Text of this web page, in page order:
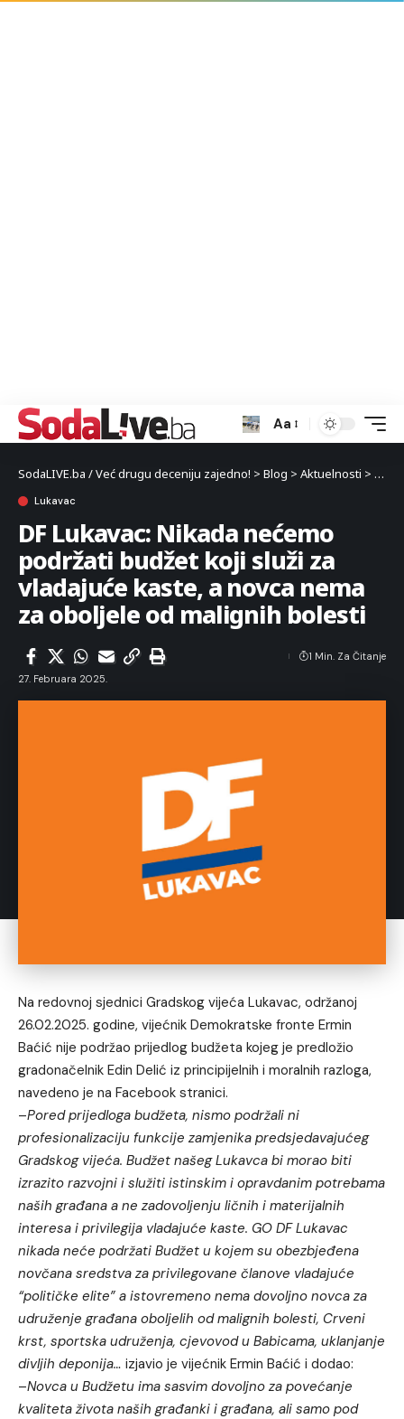
Aa
SodaLIVE.ba / Već drugu deceniju zajedno! > Blog > Aktuelnosti >
Lukavac
DF Lukavac: Nikada nećemo
podržati budžet koji služi za
vladajuće kaste, a novca nema
za oboljele od malignih bolesti
27. Februara 2025.
1 Min. Za Čitanje
Na redovnoj sjednici Gradskog vijeća Lukavac, održanoj
26.02.2025. godine, vijećnik Demokratske fronte Ermin
Baćić nije podržao prijedlog budžeta kojeg je predložio
gradonačelnik Edin Delić iz principijelnih i moralnih razloga,
navedeno je na Facebook stranici.
–Pored prijedloga budžeta, nismo podržali ni
profesionalizaciju funkcije zamjenika predsjedavajućeg
Gradskog vijeća. Budžet našeg Lukavca bi morao biti
izrazito razvojni i služiti istinskim i opravdanim potrebama
naših građana a ne zadovoljenju ličnih i materijalnih
interesa i privilegija vladajuće kaste. GO DF Lukavac
nikada neće podržati Budžet u kojem su obezbjeđena
novčana sredstva za privilegovane članove vladajuće
“političke elite” a istovremeno nema dovoljno novca za
udruženje građana oboljelih od malignih bolesti, Crveni
krst, sportska udruženja, cjevovod u Babicama, uklanjanje
divljih deponija… izjavio je vijećnik Ermin Baćić i dodao:
–Novca u Budžetu ima sasvim dovoljno za povećanje
kvaliteta života naših građanki i građana, ali samo pod